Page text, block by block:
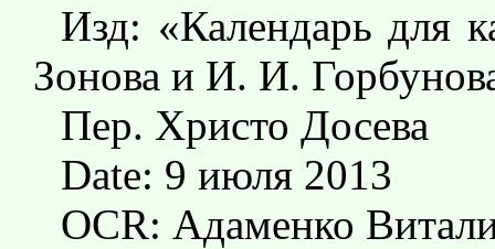
Изд: «Календарь для
Зонова и И. И.
Пер. Христо Досева
Date: 9 июля 2013
OCR: Адаменко